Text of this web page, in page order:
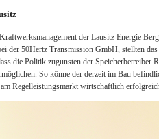
der Lausitz Energie
der 50Hertz Transmission GmbH, stellten
die Politik zugunsten der Speicherbetreiber
So könne der derzeit im Bau
Regelleistungsmarkt wirtschaftlich